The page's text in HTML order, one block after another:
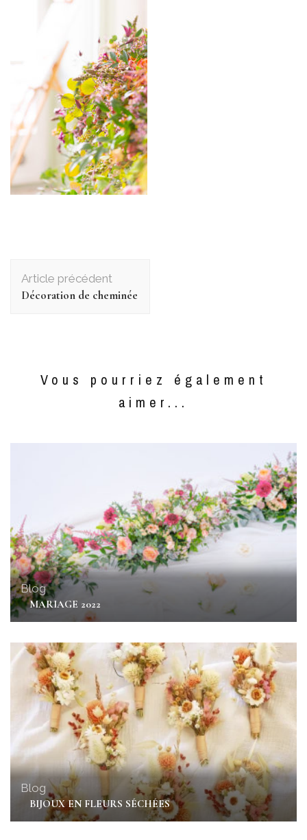
Article précédent
Décoration de cheminée
Vous pourriez également
aimer...
Blog
MARIAGE 2022
Blog
BIJOUX EN FLEURS SÉCHÉES